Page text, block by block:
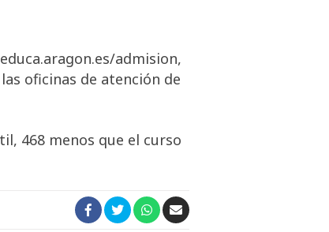
admision,
oficinas de atención de
468 menos que el curso